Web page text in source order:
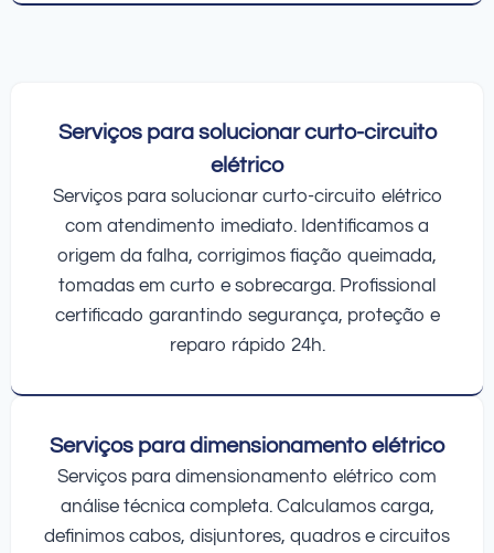
Serviços para solucionar curto-circuito
elétrico
Serviços para solucionar curto-circuito elétrico
com atendimento imediato. Identificamos a
origem da falha, corrigimos fiação queimada,
tomadas em curto e sobrecarga. Profissional
certificado garantindo segurança, proteção e
reparo rápido 24h.
Serviços para dimensionamento elétrico
Serviços para dimensionamento elétrico com
análise técnica completa. Calculamos carga,
definimos cabos, disjuntores, quadros e circuitos